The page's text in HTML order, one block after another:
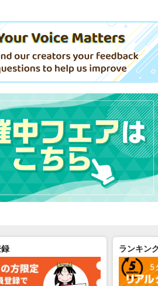
ランキン